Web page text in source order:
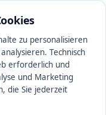
zu personalisieren
Technisch
erforderlich und
und Marketing
die Sie jederzeit